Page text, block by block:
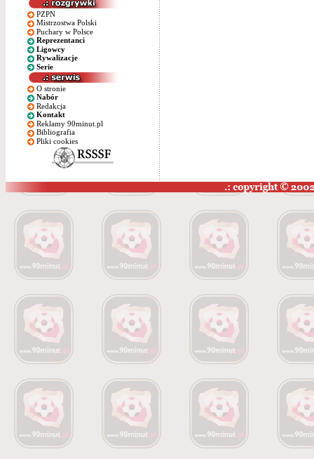
PZPN
Mistrzostwa Polski
Puchary w Polsce
Reprezentanci
Ligowcy
Rywalizacje
Serie
O stronie
Nabór
Redakcja
Kontakt
Reklamy 90minut.pl
Bibliografia
Pliki cookies